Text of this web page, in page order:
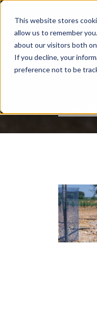
This website stores
allow us to remember
about our visitors both
If you decline, your
preference not to be